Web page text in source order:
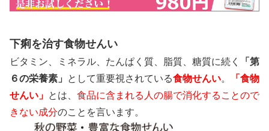
下痢を治す食物せんい
ビタミン、ミネラル、たんぱく質、脂質、糖質に続く
「第
６の栄養素」
として重要視されている食物せんい。
「食物
せんい」 とは、 食品に含まれる人の腸で消化することので
きない成分のことを言います。